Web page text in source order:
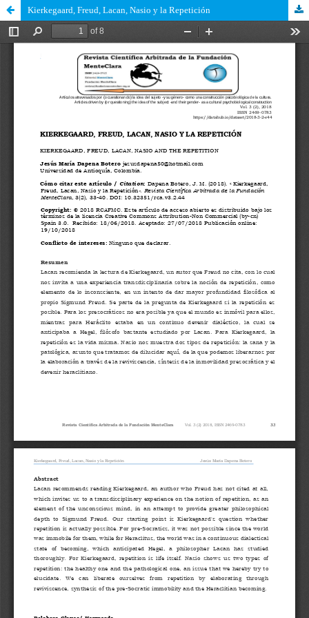
Kierkegaard, Freud, Lacan, Nasio y la Repetición